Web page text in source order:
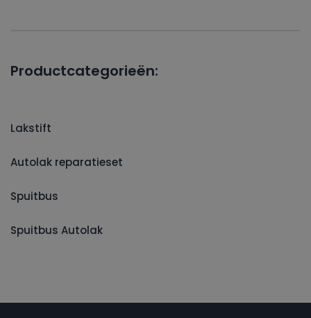
Productcategorieën:
Lakstift
Autolak reparatieset
Spuitbus
Spuitbus Autolak